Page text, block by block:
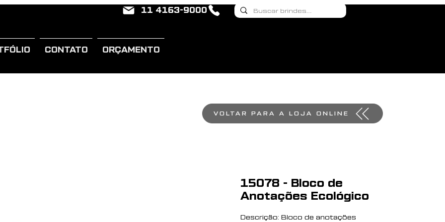
11 4163-9000
CONTATO ORÇAMENTO
15078 - Bloco de
Anotações Ecológico
Descrição: Bloco de anotações
VOLTAR PARA A LOJA ONLINE